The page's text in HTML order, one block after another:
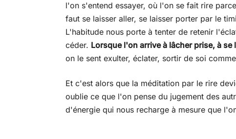
l'on s'entend essayer, où l'on se fait rire
faut se laisser aller, se laisser porter par le
L'habitude nous porte à tenter de retenir
céder. Lorsque l'on arrive à lâcher prise, à
on le sent exulter, éclater, sortir de soi
Et c'est alors que la méditation par le rire
oublie ce que l'on pense du jugement des
d'énergie qui nous recharge à mesure que